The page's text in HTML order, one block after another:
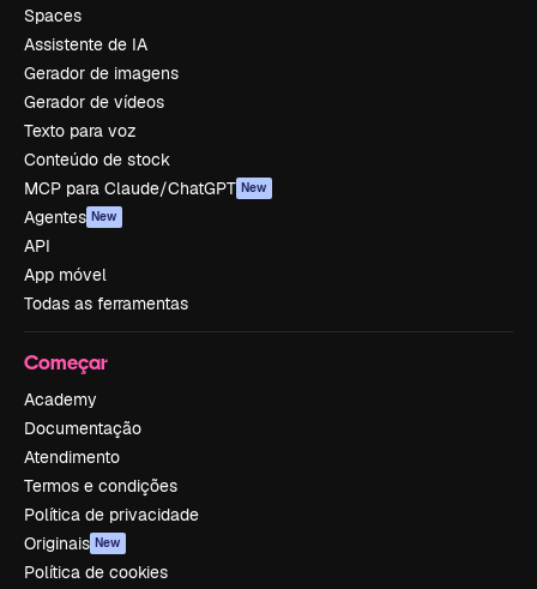
Spaces
Assistente de IA
Gerador de imagens
Gerador de vídeos
Texto para voz
Conteúdo de stock
MCP para Claude/ChatGPT New
Agentes New
API
App móvel
Todas as ferramentas
Começar
Academy
Documentação
Atendimento
Termos e condições
Política de privacidade
Originais New
Política de cookies